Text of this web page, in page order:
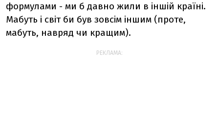
формулами - ми б давно жили в іншій країні.
Мабуть і світ би був зовсім іншим (проте,
мабуть, навряд чи кращим).
РЕКЛАМА: